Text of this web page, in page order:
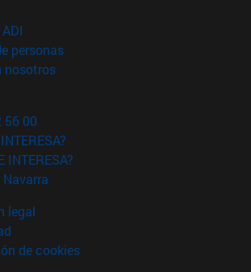
en nueva ventana)
personas(abre en nueva ventana)
nosotros(abre en nueva ventana)
56 00
INTERESA?
legal
de cookies